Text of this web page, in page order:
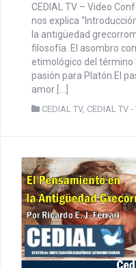
CEDIAL TV – Video
nos explica
la antigüedad
filosofía. El asombro
etimológico del término
pasión para Platón.El
amor […]
CEDIAL TV, CEDIAL TV